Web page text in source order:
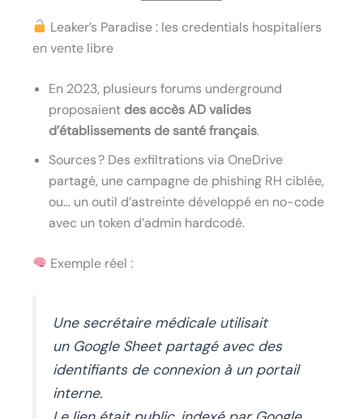
Leaker’s Paradise : les credentials hospitaliers
en vente libre
En 2023, plusieurs forums underground
proposaientdes accès AD valides
d’établissements de santé français.
Sources ? Des exfiltrations via OneDrive
partagé, une campagne de phishing RH ciblée,
ou… un outil d’astreinte développé en no-code
avec un token d’admin hardcodé.
Exemple réel :
Une secrétaire médicale utilisait
un Google Sheetpartagé avec des
identifiants de connexion à un portail
interne.